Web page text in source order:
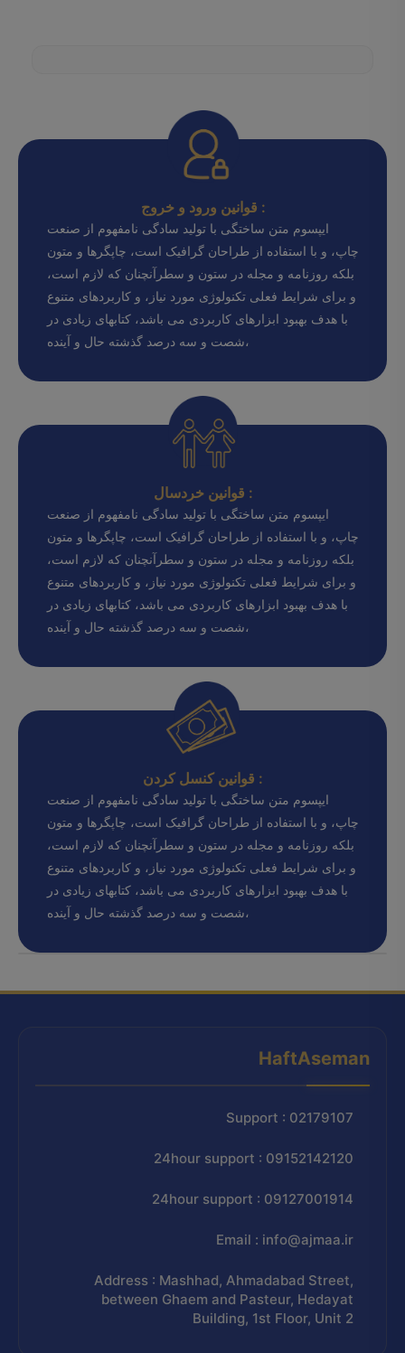
قوانین ورود و خروج :
ایپسوم متن ساختگی با تولید سادگی نامفهوم از صنعت
چاپ، و با استفاده از طراحان گرافیک است، چاپگرها و متون
بلکه روزنامه و مجله در ستون و سطرآنچنان که لازم است،
و برای شرایط فعلی تکنولوژی مورد نیاز، و کاربردهای متنوع
با هدف بهبود ابزارهای کاربردی می باشد، کتابهای زیادی در
شصت و سه درصد گذشته حال و آینده،
قوانین خردسال :
ایپسوم متن ساختگی با تولید سادگی نامفهوم از صنعت
چاپ، و با استفاده از طراحان گرافیک است، چاپگرها و متون
بلکه روزنامه و مجله در ستون و سطرآنچنان که لازم است،
و برای شرایط فعلی تکنولوژی مورد نیاز، و کاربردهای متنوع
با هدف بهبود ابزارهای کاربردی می باشد، کتابهای زیادی در
شصت و سه درصد گذشته حال و آینده،
قوانین کنسل کردن :
ایپسوم متن ساختگی با تولید سادگی نامفهوم از صنعت
چاپ، و با استفاده از طراحان گرافیک است، چاپگرها و متون
بلکه روزنامه و مجله در ستون و سطرآنچنان که لازم است،
و برای شرایط فعلی تکنولوژی مورد نیاز، و کاربردهای متنوع
با هدف بهبود ابزارهای کاربردی می باشد، کتابهای زیادی در
شصت و سه درصد گذشته حال و آینده،
HaftAseman
Support : 02179107
24hour support : 09152142120
24hour support : 09127001914
Email : info@ajmaa.ir
Address : Mashhad, Ahmadabad Street,
between Ghaem and Pasteur, Hedayat
Building, 1st Floor, Unit 2